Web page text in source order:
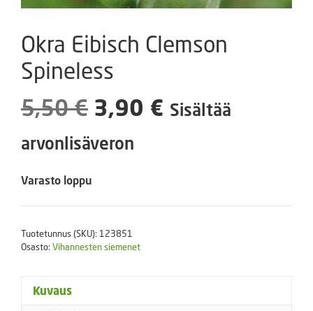
Okra Eibisch Clemson
Spineless
5,50€ Alkuperäinen
hinta
5,50 €.
3,90 € Nykyinen
3,90 €.
Sisältää
arvonlisäveron
Varasto loppu
Tuotetunnus (SKU): 123851
Osasto: Vihannesten siemenet
Kuvaus